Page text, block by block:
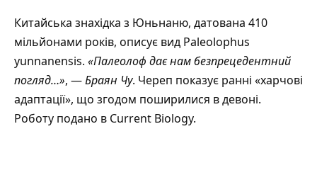
Китайська знахідка з Юньнаню, датована 410
мільйонами років, описує вид Paleolophus
yunnanensis. «Палеолоф дає нам безпрецедентний
погляд…», —Браян Чу. Череп показує ранні «харчові
адаптації», що згодом поширилися в девоні.
Роботу подано в Current Biology.